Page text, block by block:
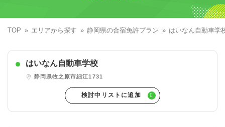
普通車
大型二輪
準中型車
エリアで探す
東北エリア
甲信越エリア
早割
学割
キャンペーンで探す
こだわり条件で探す
コープ合宿免許スタッフがおすすめの教習所
入校日で探す
地域
希望入校日
47 件が見つかりました
TOP エリアから探す 静岡県の合宿免許プラン はいなん自動車学
はいなん自動車学校
静岡県牧之原市細江1731